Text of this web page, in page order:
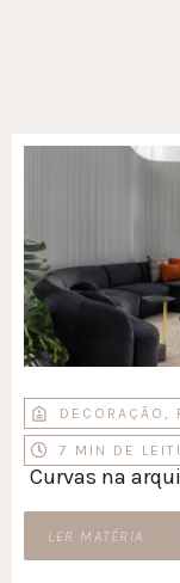
DECORAÇÃO ,
7 MIN DE
Curvas na
LER MATÉRIA